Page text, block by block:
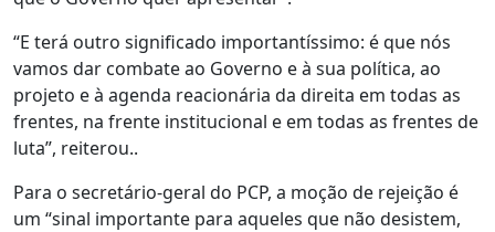
“E terá outro significado importantíssimo: é que nós
vamos dar combate ao Governo e à sua política, ao
projeto e à agenda reacionária da direita em todas as
frentes, na frente institucional e em todas as frentes de
luta”, reiterou..
Para o secretário-geral do PCP, a moção de rejeição é
um “sinal importante para aqueles que não desistem,